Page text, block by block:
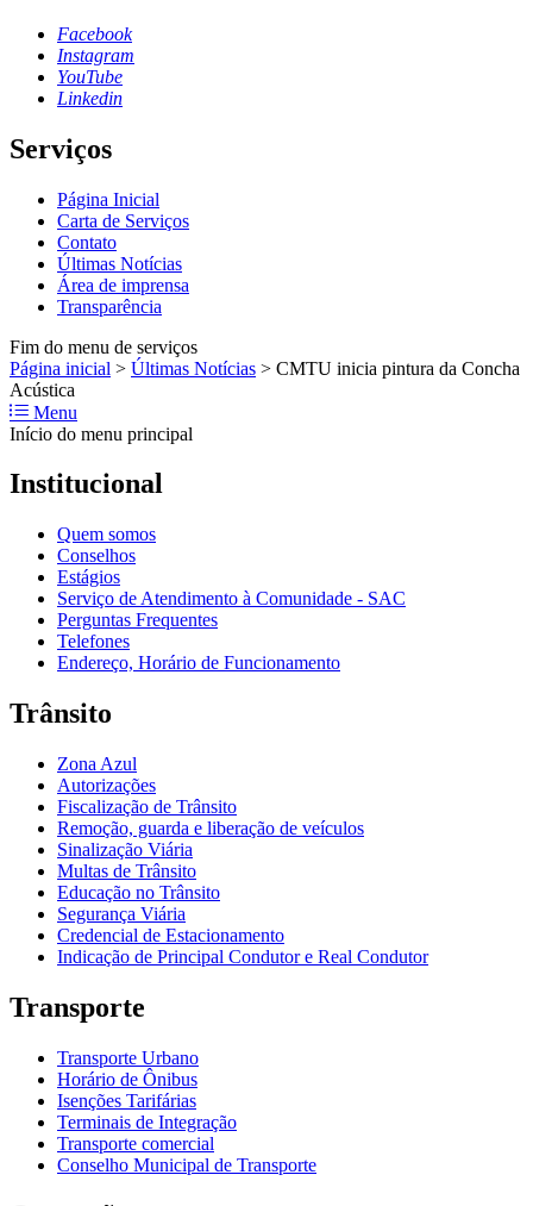
Facebook
Instagram
YouTube
Linkedin
Serviços
Página Inicial
Carta de Serviços
Contato
Últimas Notícias
Área de imprensa
Transparência
Fim do menu de serviços
Página inicial > Últimas Notícias > CMTU inicia pintura da Concha
Acústica
Menu
Início do menu principal
Institucional
Quem somos
Conselhos
Estágios
Serviço de Atendimento à Comunidade - SAC
Perguntas Frequentes
Telefones
Endereço, Horário de Funcionamento
Trânsito
Zona Azul
Autorizações
Fiscalização de Trânsito
Remoção, guarda e liberação de veículos
Sinalização Viária
Multas de Trânsito
Educação no Trânsito
Segurança Viária
Credencial de Estacionamento
Indicação de Principal Condutor e Real Condutor
Transporte
Transporte Urbano
Horário de Ônibus
Isenções Tarifárias
Terminais de Integração
Transporte comercial
Conselho Municipal de Transporte